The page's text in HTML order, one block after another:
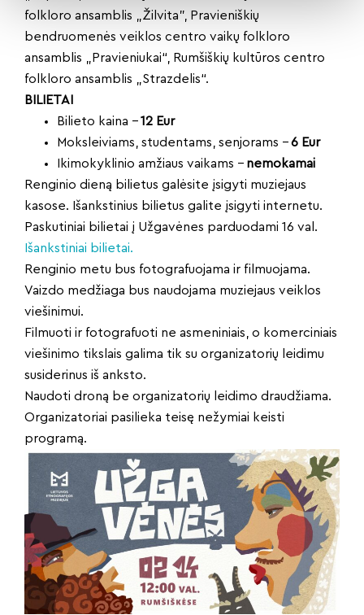
folkloro ansamblis „Žilvita”, Pravieniškių
bendruomenės veiklos centro vaikų folkloro
ansamblis „Pravieniukai“, Rumšiškių kultūros centro
folkloro ansamblis „Strazdelis“.
BILIETAI
Bilieto kaina –12 Eur
Moksleiviams, studentams, senjorams –6 Eur
Ikimokyklinio amžiaus vaikams – nemokamai
Renginio dieną bilietus galėsite įsigyti muziejaus
kasose. Išankstinius bilietus galite įsigyti internetu.
Paskutiniai bilietai į Užgavėnes parduodami 16 val.
Išankstiniai bilietai.
Renginio metu bus fotografuojama ir filmuojama.
Vaizdo medžiaga bus naudojama muziejaus veiklos
viešinimui.
Filmuoti ir fotografuoti ne asmeniniais, o komerciniais
viešinimo tikslais galima tik su organizatorių leidimu
susiderinus iš anksto.
Naudoti droną be organizatorių leidimo draudžiama.
Organizatoriai pasilieka teisę nežymiai keisti
programą.